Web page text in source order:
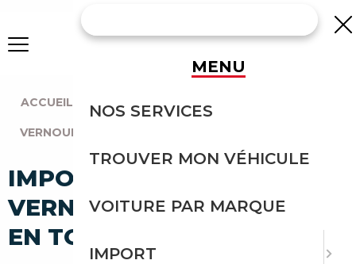
ACCUEIL AGENCE PARIS
VERNOUILLET (78540)
IMPORT VOITURE À
VERNOUILLET : IMPORTEZ
EN TOUTE SÉCURITÉ
MENU
NOS SERVICES
TROUVER MON VÉHICULE
VOITURE PAR MARQUE
IMPORT